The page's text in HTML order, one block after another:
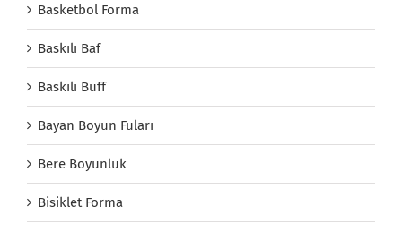
Basketbol Forma
Baskılı Baf
Baskılı Buff
Bayan Boyun Fuları
Bere Boyunluk
Bisiklet Forma